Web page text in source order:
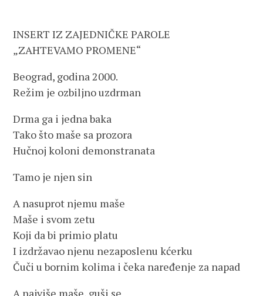
INSERT IZ ZAJEDNIČKE PAROLE
„ZAHTEVAMO PROMENE“
Beograd, godina 2000.
Režim je ozbiljno uzdrman
Drma ga i jedna baka
Tako što maše sa prozora
Hučnoj koloni demonstranata
Tamo je njen sin
A nasuprot njemu maše
Maše i svom zetu
Koji da bi primio platu
I izdržavao njenu nezaposlenu kćerku
Čuči u bornim kolima i čeka naređenje za napad
A najviše maše, guši se